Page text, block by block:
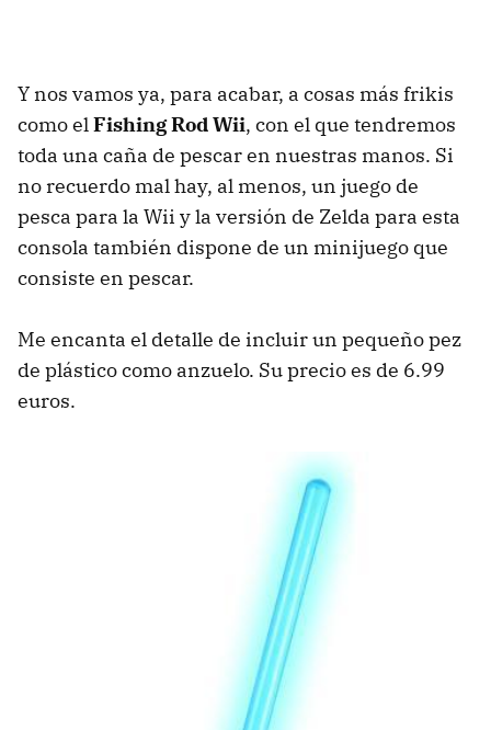
Y nos vamos ya, para acabar, a cosas más frikis
como elFishing Rod Wii, con el que tendremos
toda una caña de pescar en nuestras manos. Si
no recuerdo mal hay, al menos, un juego de
pesca para la Wii y la versión de Zelda para esta
consola también dispone de un minijuego que
consiste en pescar.
Me encanta el detalle de incluir un pequeño pez
de plástico como anzuelo. Su precio es de 6.99
euros.